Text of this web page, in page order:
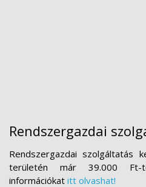
Rendszergazdai
Rendszergazdai szolgáltatás
területén már 39.000 Ft-
információkat itt olvashat!